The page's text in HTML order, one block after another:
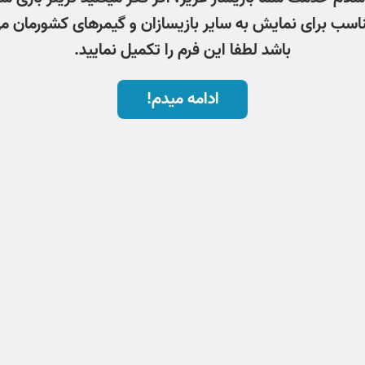
برای نمایش به سایر بازیسازان و گیمرهای کشورمان
باشد لطفا این فرم را تکمیل نمایید.
ادامه میدم!